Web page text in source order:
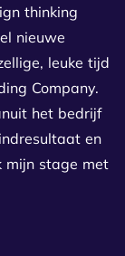
thinking
nieuwe
leuke tijd
Company.
het bedrijf
en
mijn stage met